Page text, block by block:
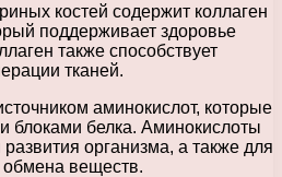
костей содержит коллаген
поддерживает здоровье
также способствует
тканей.
аминокислот, которые
блоками белка. Аминокислоты
организма, а также для
обмена веществ.